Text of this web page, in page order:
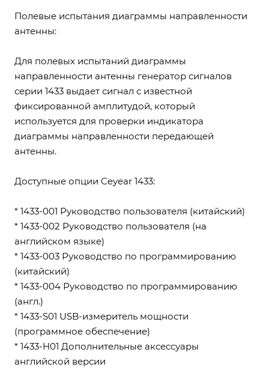
Полевые испытания диаграммы направленности
антенны:
Для полевых испытаний диаграммы
направленности антенны генератор сигналов
серии 1433 выдает сигнал с известной
фиксированной амплитудой, который
используется для проверки индикатора
диаграммы направленности передающей
антенны.
Доступные опции Ceyear 1433:
* 1433-001 Руководство пользователя (китайский)
* 1433-002 Руководство пользователя (на
английском языке)
* 1433-003 Руководство по программированию
(китайский)
* 1433-004 Руководство по программированию
(англ.)
* 1433-S01 USB-измеритель мощности
(программное обеспечение)
* 1433-H01 Дополнительные аксессуары
английской версии